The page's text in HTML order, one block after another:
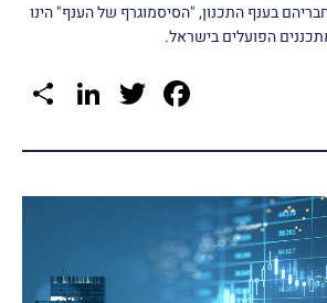
בענף התכנון, "הסיסמוגרף של הענף" הינו
הפועלים בישראל.
Facebook
Twitter